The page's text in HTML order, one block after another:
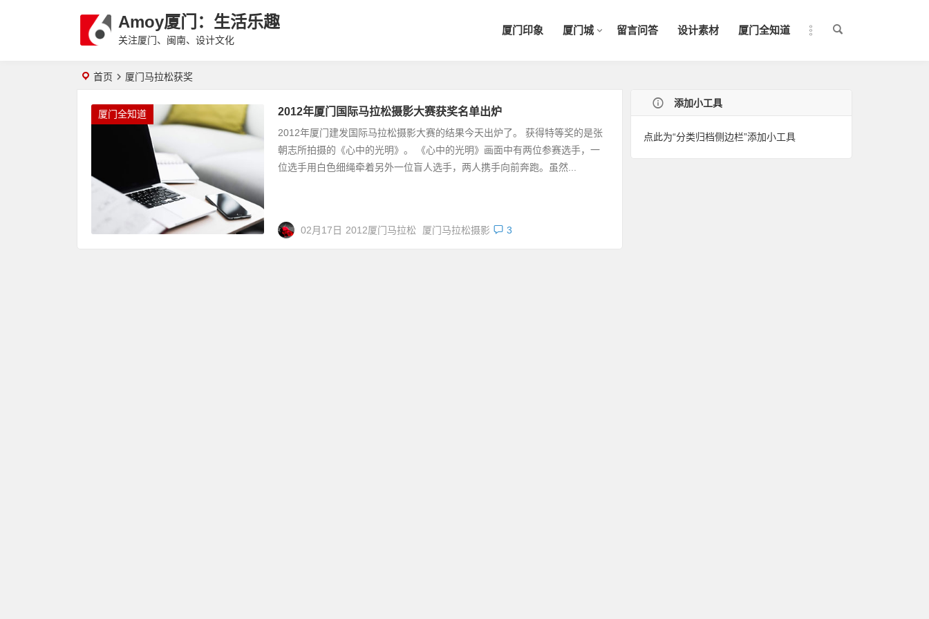
Amoy厦门：生活乐趣
关注厦门、闽南、设计文化
厦门印象 厦门城 留言问答 设计素材 厦门全知道
首页 厦门马拉松获奖
厦门全知道 2012年厦门国际马拉松摄影大赛获奖名单出炉
2012年厦门建发国际马拉松摄影大赛的结果今天出炉了。 获得特等奖的是张
朝志所拍摄的《心中的光明》。 《心中的光明》画面中有两位参赛选手，一
位选手用白色细绳牵着另外一位盲人选手，两人携手向前奔跑。虽然...
02月17日 2012厦门马拉松 厦门马拉松摄影 3
添加小工具
点此为“分类归档侧边栏”添加小工具